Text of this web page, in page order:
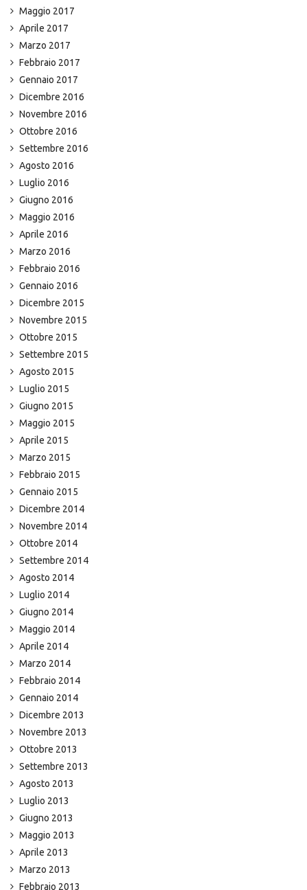
Maggio 2017
Aprile 2017
Marzo 2017
Febbraio 2017
Gennaio 2017
Dicembre 2016
Novembre 2016
Ottobre 2016
Settembre 2016
Agosto 2016
Luglio 2016
Giugno 2016
Maggio 2016
Aprile 2016
Marzo 2016
Febbraio 2016
Gennaio 2016
Dicembre 2015
Novembre 2015
Ottobre 2015
Settembre 2015
Agosto 2015
Luglio 2015
Giugno 2015
Maggio 2015
Aprile 2015
Marzo 2015
Febbraio 2015
Gennaio 2015
Dicembre 2014
Novembre 2014
Ottobre 2014
Settembre 2014
Agosto 2014
Luglio 2014
Giugno 2014
Maggio 2014
Aprile 2014
Marzo 2014
Febbraio 2014
Gennaio 2014
Dicembre 2013
Novembre 2013
Ottobre 2013
Settembre 2013
Agosto 2013
Luglio 2013
Giugno 2013
Maggio 2013
Aprile 2013
Marzo 2013
Febbraio 2013